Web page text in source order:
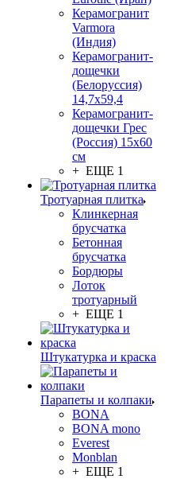
Керамогранит
Varmora
(Индия)
Керамогранит-
дощечки
(Белоруссия)
14,7x59,4
Керамогранит-
дощечки Грес
(Россия) 15х60
см
+ ЕЩЕ 1
Тротуарная плитка
Клинкерная
брусчатка
Бетонная
брусчатка
Бордюры
Лоток
тротуарный
+ ЕЩЕ 1
Штукатурка и краска
Парапеты и колпаки
BONA
BONA mono
Everest
Monblan
+ ЕЩЕ 1